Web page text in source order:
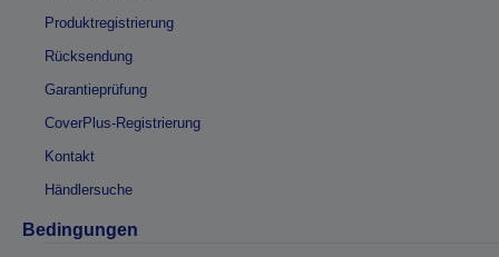
Produktregistrierung
Rücksendung
Garantieprüfung
CoverPlus-Registrierung
Kontakt
Händlersuche
Bedingungen